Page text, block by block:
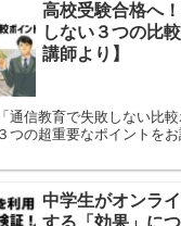
高校受験合格へ
しない３つの比
講師より】
通信教育で失敗しない比
つの超重要なポイントをお
中学生がオンラ
する「効果」に